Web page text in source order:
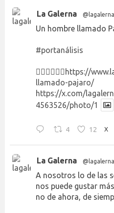
La Galerna @lagalerna_
Un hombre llamado
#portanálisis
👉🏻👉🏻👉🏻 https://
llamado-pajaro/
https://x.com/
4563526/photo/1
4 12 X
La Galerna @lagalerna_
A nosotros lo de las
nos puede gustar
no de ahora, de